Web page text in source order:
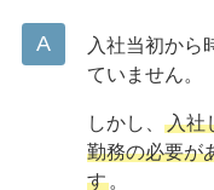
入社当初から
ていません。
しかし、
入社
勤務の必要が
す。